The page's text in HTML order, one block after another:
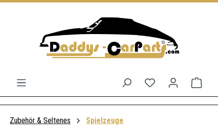
Du hast 0
Zubehör & Seltenes Spielzeuge